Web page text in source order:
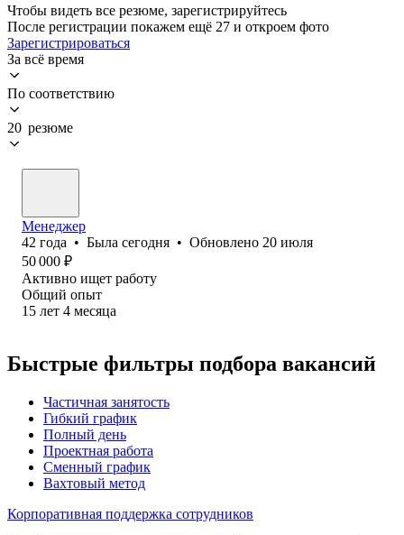
Чтобы видеть все резюме, зарегистрируйтесь
После регистрации покажем ещё 27 и откроем фото
Зарегистрироваться
За всё время
По соответствию
20 резюме
Менеджер
42 года • Была сегодня • Обновлено 20 июля
50 000 ₽
Активно ищет работу
Общий опыт
15 лет 4 месяца
Быстрые фильтры подбора вакансий
Частичная занятость
Гибкий график
Полный день
Проектная работа
Сменный график
Вахтовый метод
Корпоративная поддержка сотрудников